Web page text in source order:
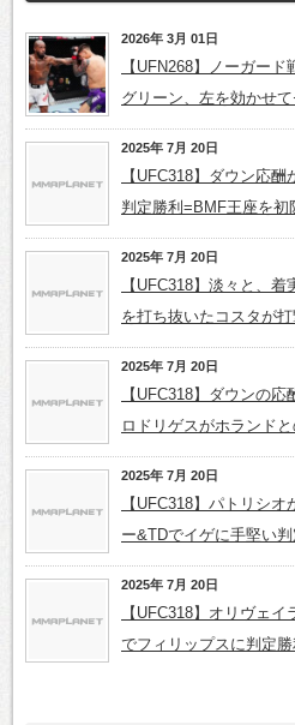
2026年 3月 01日
【UFN268】ノーガー
グリーン、左を効かせ
2025年 7月 20日
【UFC318】ダウン応
判定勝利=BMF王座を
2025年 7月 20日
【UFC318】淡々と、
を打ち抜いたコスタが
2025年 7月 20日
【UFC318】ダウンの
ロドリゲスがホランド
2025年 7月 20日
【UFC318】パトリシ
ー&TDでイゲに手堅い
2025年 7月 20日
【UFC318】オリヴェ
でフィリップスに判定